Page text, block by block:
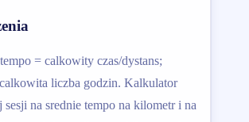
= calkowity czas/dystans;
liczba godzin. Kalkulator
sesji na srednie tempo na kilometr i na